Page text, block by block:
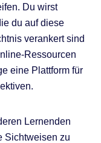
Du wirst
du auf diese
verankert sind
Ressourcen
eine Plattform für
Lernenden
Sichtweisen zu